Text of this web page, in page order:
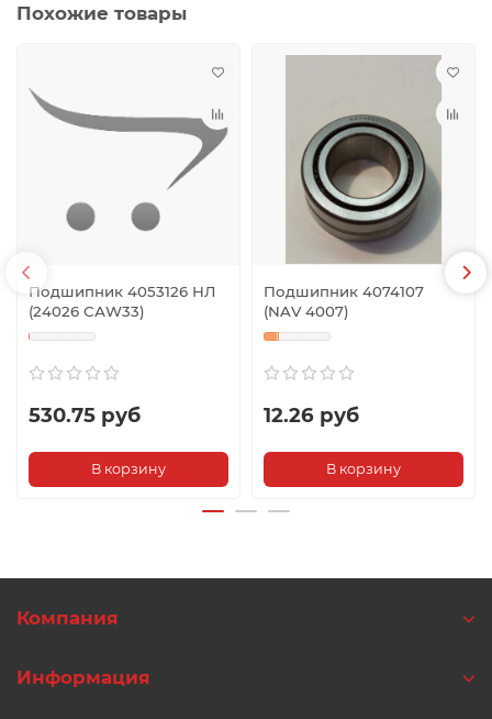
Похожие товары
Подшипник 4053126 НЛ
(24026 САW33)
530.75 руб
В корзину
Подшипник 4074107
(NAV 4007)
12.26 руб
В корзину
Компания
Информация